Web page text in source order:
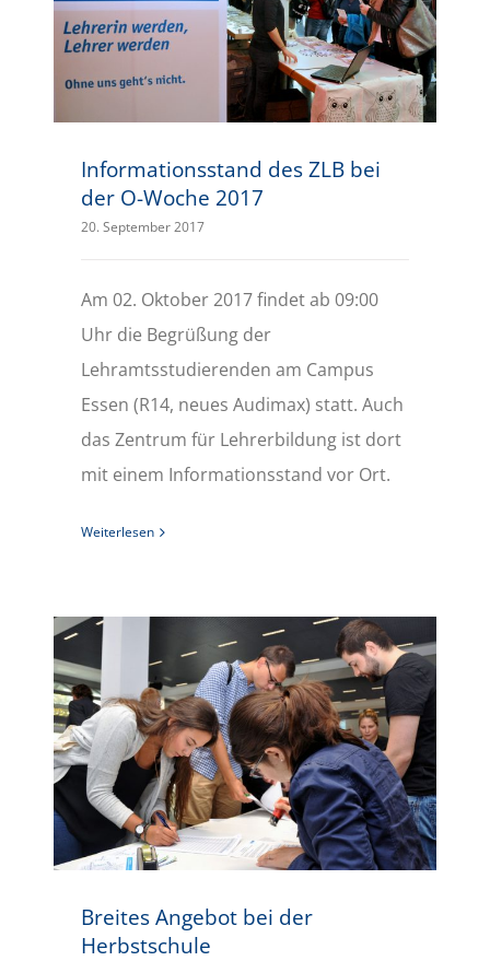
Informationsstand des ZLB bei
der O-Woche 2017
20. September 2017
Am 02. Oktober 2017 findet ab 09:00
Uhr die Begrüßung der
Lehramtsstudierenden am Campus
Essen (R14, neues Audimax) statt. Auch
das Zentrum für Lehrerbildung ist dort
mit einem Informationsstand vor Ort.
Weiterlesen
Breites Angebot bei der
Herbstschule